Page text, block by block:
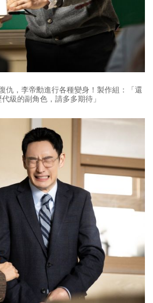
仇，李帝勳進行各種變身！製作組：「還
級的副角色，請多多期待」